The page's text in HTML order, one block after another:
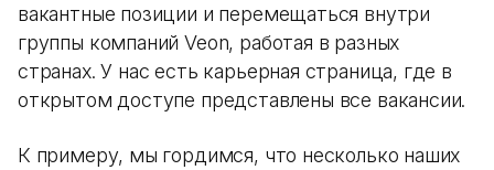
вакантные позиции и перемещаться внутри
группы компаний Veon, работая в разных
странах. У нас есть карьерная страница, где в
открытом доступе представлены все вакансии.
К примеру, мы гордимся, что несколько наших